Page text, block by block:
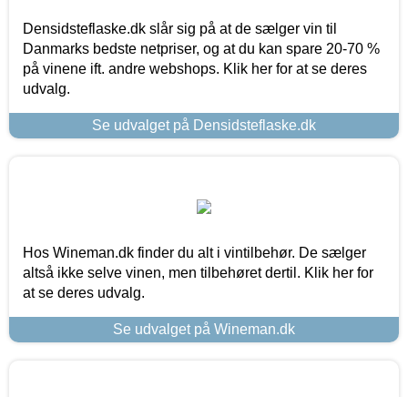
Densidsteflaske.dk slår sig på at de sælger vin til
Danmarks bedste netpriser, og at du kan spare 20-70 %
på vinene ift. andre webshops. Klik her for at se deres
udvalg.
Se udvalget på Densidsteflaske.dk
Hos Wineman.dk finder du alt i vintilbehør. De sælger
altså ikke selve vinen, men tilbehøret dertil. Klik her for
at se deres udvalg.
Se udvalget på Wineman.dk